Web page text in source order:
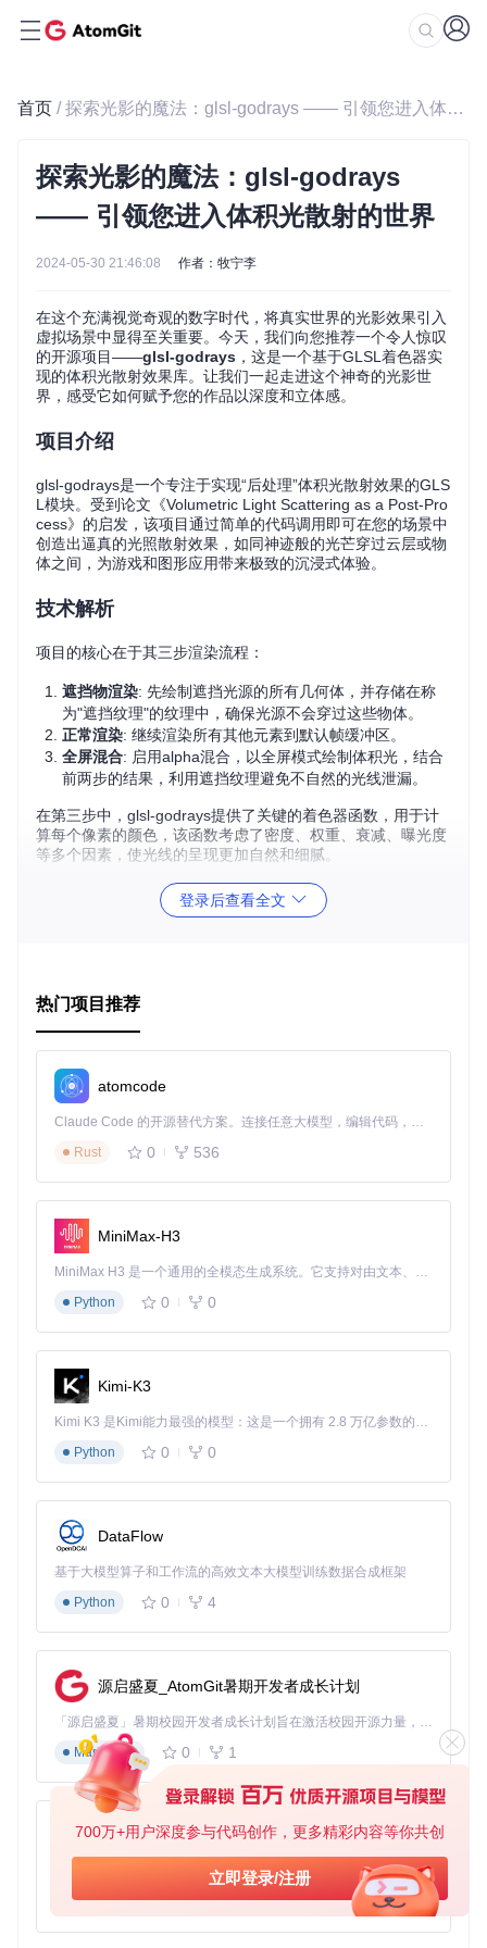
700万+用户深度参与代码创作，更多精彩内容等你共创
立即登录/注册
首页 / 探索光影的魔法：glsl-godrays —— 引领您进入体积光散射的世界
探索光影的魔法：glsl-godrays
—— 引领您进入体积光散射的世界
2024-05-30 21:46:08 作者：牧宁李
在这个充满视觉奇观的数字时代，将真实世界的光影效果引入
虚拟场景中显得至关重要。今天，我们向您推荐一个令人惊叹
的开源项目——glsl-godrays ，这是一个基于GLSL着色器实
现的体积光散射效果库。让我们一起走进这个神奇的光影世
界，感受它如何赋予您的作品以深度和立体感。
项目介绍
glsl-godrays是一个专注于实现“后处理”体积光散射效果的GLS
L模块。受到论文《Volumetric Light Scattering as a Post-Pro
cess》的启发，该项目通过简单的代码调用即可在您的场景中
创造出逼真的光照散射效果，如同神迹般的光芒穿过云层或物
体之间，为游戏和图形应用带来极致的沉浸式体验。
技术解析
项目的核心在于其三步渲染流程：
遮挡物渲染: 先绘制遮挡光源的所有几何体，并存储在称
为"遮挡纹理"的纹理中，确保光源不会穿过这些物体。
正常渲染: 继续渲染所有其他元素到默认帧缓冲区。
全屏混合: 启用alpha混合，以全屏模式绘制体积光，结合
前两步的结果，利用遮挡纹理避免不自然的光线泄漏。
在第三步中，glsl-godrays提供了关键的着色器函数，用于计
算每个像素的颜色，该函数考虑了密度、权重、衰减、曝光度
等多个因素，使光线的呈现更加自然和细腻。
中的缝隙间洒下的阳光，或是科幻电影中的未来都市。
项目特点
简单易用: 提供清晰的源代码示例，快速上手集成到现有项
目中。
率。
高度自定义: 可调节参数丰富，如密度、权重、衰减等，适
应各种场景需求。
兼容性强
架。
为了更好地了解和体验glsl-godrays的魅力，不妨访问提供的
在线演示（http://erkaman.github.io/glsl-godrays/），亲自操
轻松创建出逼真的光照效果，提升作品的艺术表现力。赶紧行
动起来，让您的项目闪耀出与众不同的光芒吧！
登录后查看全文
热门项目推荐
atomcode
Claude Code 的开源替代方案。连接任意大模型，编辑代码，运行命令，自动验证 — 全自动执行。用 Rust 构建，极致性能。 ｜ An open-source alternative to Claude Code. Connect any LLM, edit code, run commands, and verify changes — autonomously. Built in Rust for speed. Get Started
Rust
0 536
MiniMax-H3
MiniMax H3 是一个通用的全模态生成系统。它支持对由文本、图像、视频和音频组成的多模态上下文进行统一理解，并能生成分辨率高达 2K、时长可达 15 秒的带原生立体声音频的视频。得益于面向任务泛化的系统设计，H3 在预训练阶段就已具备广泛的多模态上下文理解与生成能力，能够出色地执行复杂的多模态指令。
Python
0 0
Kimi-K3
Kimi K3 是Kimi能力最强的模型：这是一个拥有 2.8 万亿参数的混合专家（MoE）模型，具备原生视觉理解能力，并支持 100 万 token 的上下文窗口。
Python
0 0
DataFlow
基于大模型算子和工作流的高效文本大模型训练数据合成框架
Python
0 4
源启盛夏_AtomGit暑期开发者成长计划
「源启盛夏」暑期校园开发者成长计划旨在激活校园开源力量，通过积分激励、认证扶持、资源倾斜等形式，引导高校组织和开发者完成「入驻 — 建项目 — 做贡献 — 获认证 — 得资源」的完整闭环。无论你是想带领社团入驻平台的组织者，还是希望用代码贡献证明自己的开发者，都能在这里找到属于你的成长路径。
Markdown
0 1
py-xiaozhi
基于Python的Xiaozhi AI，适用于想要完整Xiaozhi体验而无需拥有专用硬件的用户。
Python
0 1